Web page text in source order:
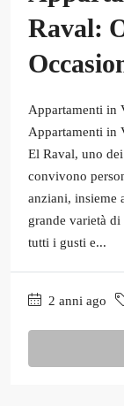
Raval:
Appartamenti in
Appartamenti in
El Raval, uno
convivono
anziani, insieme
grande varietà
tutti i gusti e...
2 anni ago